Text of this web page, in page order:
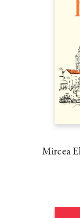
Mircea